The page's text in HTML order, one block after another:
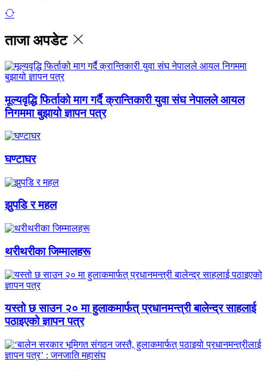
ताजा अपडेट
मूल्यवृद्धि फिर्ताको माग गर्दै क्रान्तिकारी युवा संघ नेपालले आयल
निगममा बुझायो ज्ञापन पत्र
घण्टाघर
झुपडि र महल
थरीथरीका जिम्मालहरू
यस्तो छ साउन २० मा हुलाकमार्फत् प्रधानमन्त्री बालेन्द्र साहलाई
पठाइएको ज्ञापन पत्र